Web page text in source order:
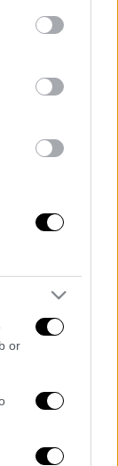
may click to
tags to
Google
or
των
με
τα
Το
θα